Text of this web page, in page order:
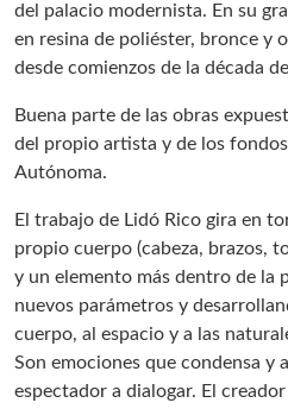
del palacio modernista. En su
en resina de poliéster, bronce y
desde comienzos de la década
Buena parte de las obras
del propio artista y de los
Autónoma.
El trabajo de Lidó Rico gira en
propio cuerpo (cabeza, brazos,
y un elemento más dentro de la
nuevos parámetros y
cuerpo, al espacio y a las
Son emociones que condensa y
espectador a dialogar. El